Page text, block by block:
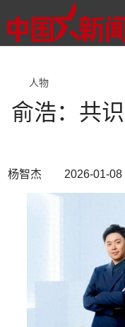
人物
俞浩：共
杨智杰 2026-01-08